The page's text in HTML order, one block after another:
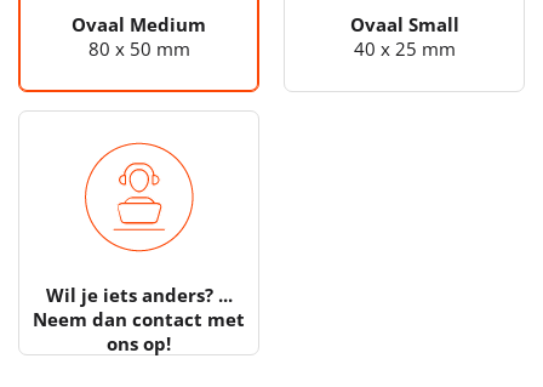
Ovaal Medium
80 x 50 mm
Ovaal Small
40 x 25 mm
Wil je iets anders? ...
Neem dan contact met
ons op!